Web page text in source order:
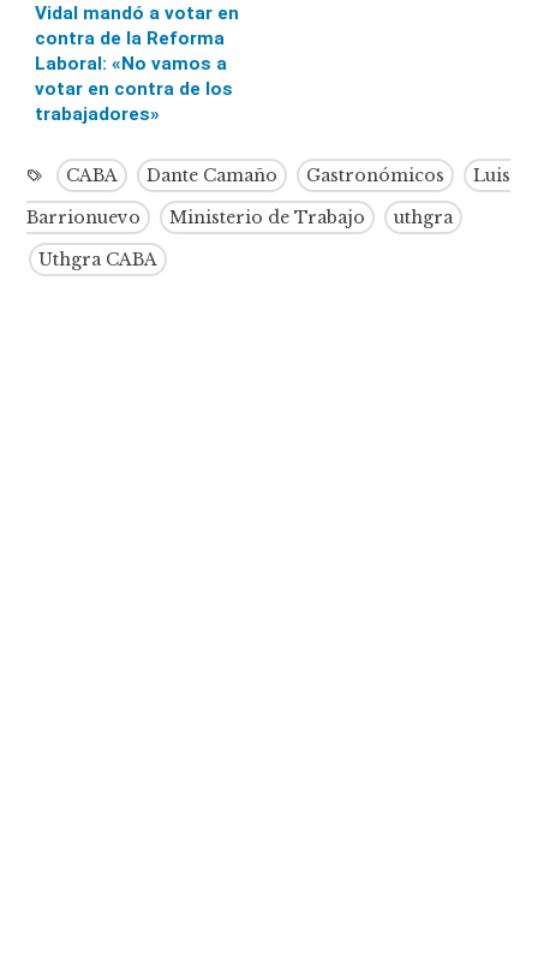
Vidal mandó a votar en
contra de la Reforma
Laboral: «No vamos a
votar en contra de los
trabajadores»
CABA Dante Camaño Gastronómicos
Luis
Barrionuevo
Ministerio de Trabajo
uthgra
Uthgra CABA